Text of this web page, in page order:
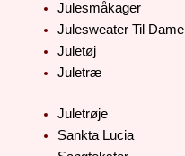
Julesmåkager
Julesweater Til Dame
Juletøj
Juletræ
Juletrøje
Sankta Lucia